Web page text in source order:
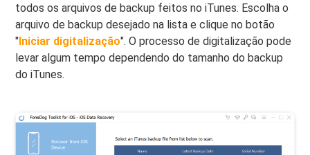
todos os arquivos de backup feitos no iTunes. Escolha o
arquivo de backup desejado na lista e clique no botão
"Iniciar digitalização". O processo de digitalização pode
levar algum tempo dependendo do tamanho do backup
do iTunes.